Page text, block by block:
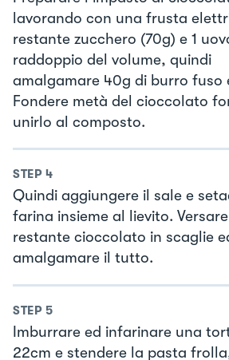
lavorando con una frusta
restante zucchero (70g) e 1
raddoppio del volume, quindi
amalgamare 40g di burro fuso
Fondere metà del cioccolato
unirlo al composto.
STEP 4
Quindi aggiungere il sale e
farina insieme al lievito. Versare
restante cioccolato in scaglie
amalgamare il tutto.
STEP 5
Imburrare ed infarinare una
22cm e stendere la pasta